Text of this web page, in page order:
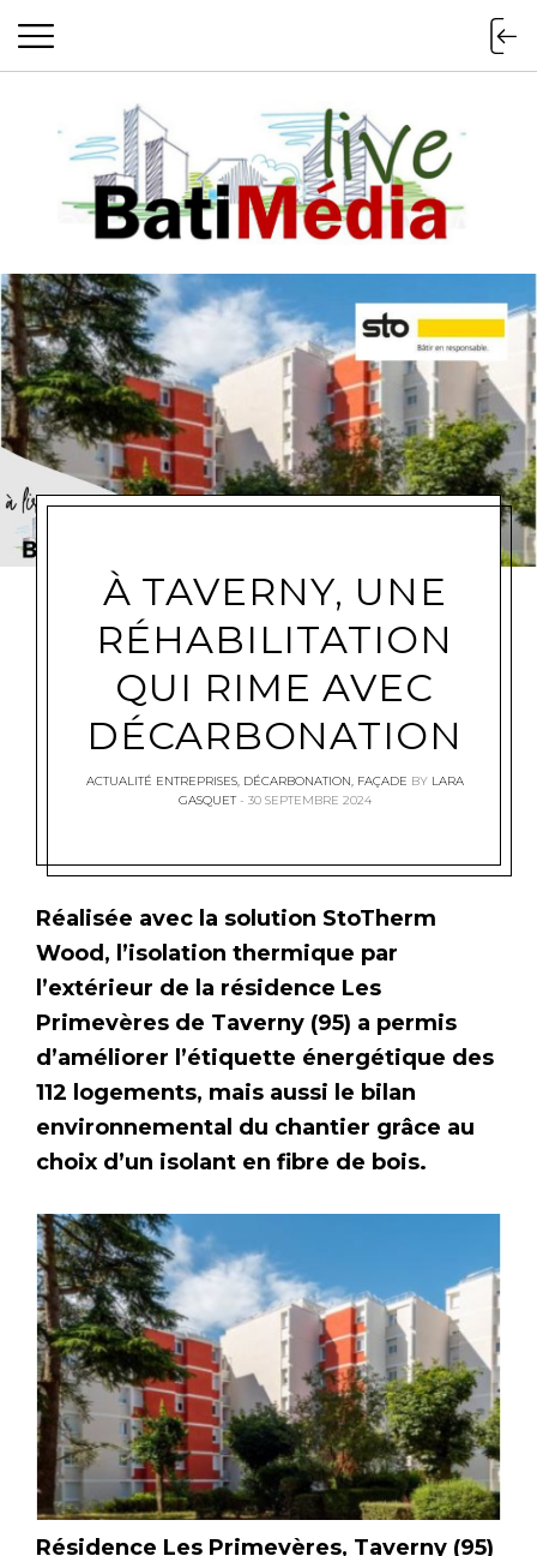
Batimedialive
À TAVERNY, UNE
RÉHABILITATION
QUI RIME AVEC
DÉCARBONATION
ACTUALITÉ ENTREPRISES, DÉCARBONATION, FAÇADE BY LARA
GASQUET
30 SEPTEMBRE 2024
Réalisée avec la solution StoTherm
Wood, l’isolation thermique par
l’extérieur de la résidence Les
Primevères de Taverny (95) a permis
d’améliorer l’étiquette énergétique des
112 logements, mais aussi le bilan
environnemental du chantier grâce au
choix d’un isolant en fibre de bois.
Résidence Les Primevères, Taverny (95)